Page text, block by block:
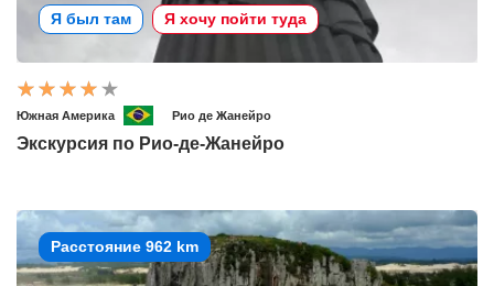
Я был там Я хочу пойти туда
Южная Америка Рио де Жанейро
Экскурсия по Рио-де-Жанейро
Расстояние 962 km